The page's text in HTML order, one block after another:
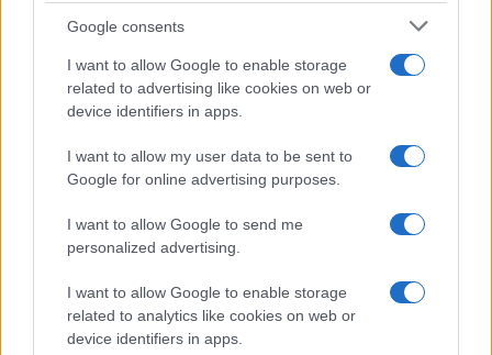
Google consents
I want to allow Google to enable storage
related to advertising like cookies on web or
device identifiers in apps.
I want to allow my user data to be sent to
Google for online advertising purposes.
I want to allow Google to send me
personalized advertising.
I want to allow Google to enable storage
related to analytics like cookies on web or
device identifiers in apps.